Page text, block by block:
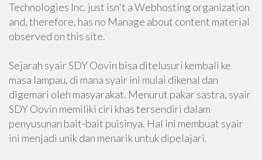
Technologies Inc. just isn't a Webhosting organization
and, therefore, has no Manage about content material
observed on this site.
Sejarah syair SDY Oovin bisa ditelusuri kembali ke
masa lampau, di mana syair ini mulai dikenal dan
digemari oleh masyarakat. Menurut pakar sastra, syair
SDY Oovin memiliki ciri khas tersendiri dalam
penyusunan bait-bait puisinya. Hal ini membuat syair
ini menjadi unik dan menarik untuk dipelajari.